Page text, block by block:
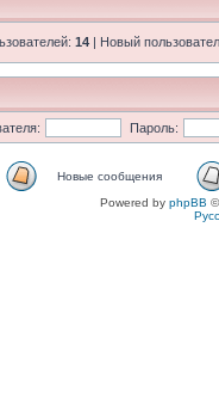
14 | Новый
Пароль:
Новые сообщения
Powered by phpBB